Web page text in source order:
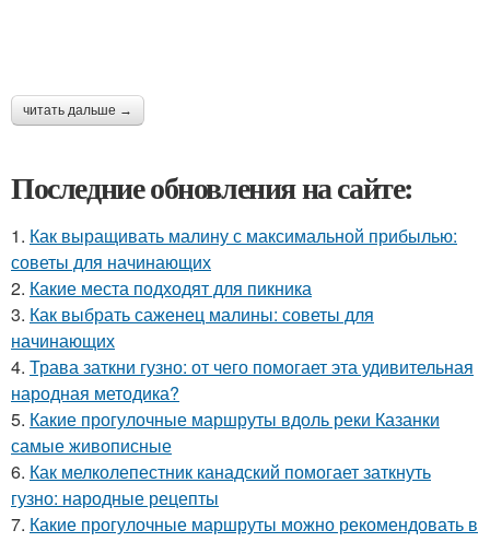
читать дальше →
Последние обновления на сайте:
1. Как выращивать малину с максимальной прибылью:
советы для начинающих
2. Какие места подходят для пикника
3. Как выбрать саженец малины: советы для
начинающих
4. Трава заткни гузно: от чего помогает эта удивительная
народная методика?
5. Какие прогулочные маршруты вдоль реки Казанки
самые живописные
6. Как мелколепестник канадский помогает заткнуть
гузно: народные рецепты
7. Какие прогулочные маршруты можно рекомендовать в